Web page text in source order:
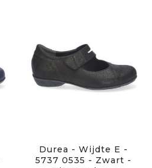
Durea - Wijdte E -
5737 0535 - Zwart -